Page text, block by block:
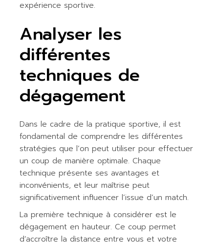
expérience sportive.
Analyser les
différentes
techniques de
dégagement
Dans le cadre de la pratique sportive, il est
fondamental de comprendre les différentes
stratégies que l’on peut utiliser pour effectuer
un coup de manière optimale. Chaque
technique présente ses avantages et
inconvénients, et leur maîtrise peut
significativement influencer l’issue d’un match.
La première technique à considérer est le
dégagement en hauteur. Ce coup permet
d’accroître la distance entre vous et votre